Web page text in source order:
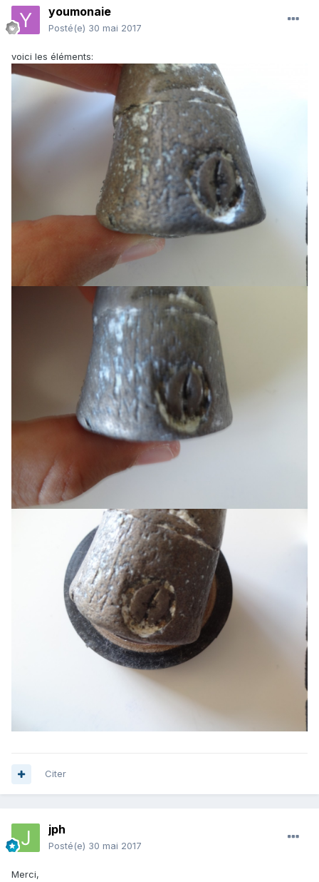
youmonaie
Posté(e) 30 mai 2017
voici les éléments:
Citer
jph
Posté(e) 30 mai 2017
Merci,